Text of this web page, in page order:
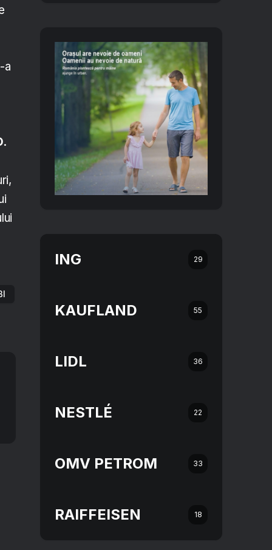
a
ING 29
KAUFLAND 55
LIDL 36
NESTLÉ 22
OMV PETROM 33
RAIFFEISEN 18